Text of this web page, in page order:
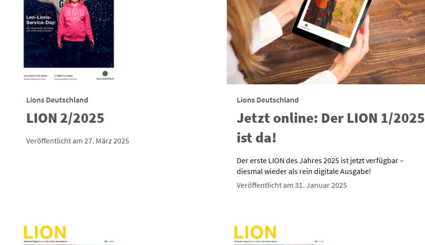
Lions Deutschland
LION 2/2025
Veröffentlicht am 27. März 2025
Lions Deutschland
Jetzt online: Der LION 1/2025
ist da!
Der erste LION des Jahres 2025 ist jetzt verfügbar –
diesmal wieder als rein digitale Ausgabe!
Veröffentlicht am 31. Januar 2025